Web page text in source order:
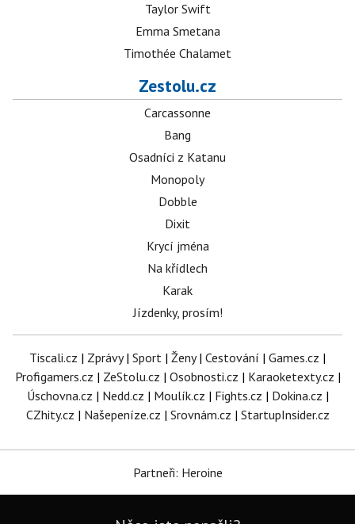
Taylor Swift
Emma Smetana
Timothée Chalamet
Zestolu.cz
Carcassonne
Bang
Osadníci z Katanu
Monopoly
Dobble
Dixit
Krycí jména
Na křídlech
Karak
Jízdenky, prosím!
Tiscali.cz | Zprávy| Sport | Ženy| Cestování | Games.cz |
Profigamers.cz | ZeStolu.cz | Osobnosti.cz | Karaoketexty.cz |
Úschovna.cz | Nedd.cz | Moulík.cz | Fights.cz | Dokina.cz |
CZhity.cz | Našepeníze.cz | Srovnám.cz | StartupInsider.cz
Partneři: Heroine